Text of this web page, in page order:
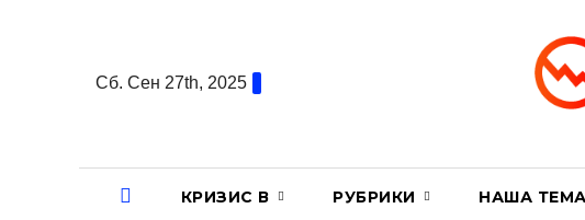
содержаниюСб. Сен 27th, 2025
КРИЗИС В РУБРИКИ НАША ТЕМА